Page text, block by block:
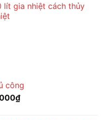
lít gia nhiệt cách thủy
công
₫Giá